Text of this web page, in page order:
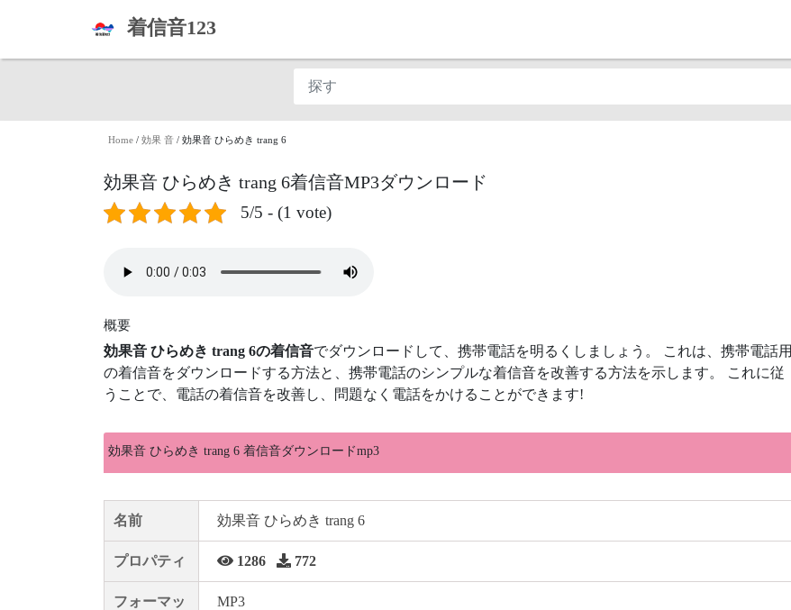
着信音123
Home / 効果 音 / 効果音 ひらめき trang 6
効果音 ひらめき trang 6着信音MP3ダウンロード
5/5 - (1 vote)
概要
効果音 ひらめき trang 6の着信音でダウンロードして、携帯電話を明るくしましょう。 これは、携帯電話用
の着信音をダウンロードする方法と、携帯電話のシンプルな着信音を改善する方法を示します。 これに従
うことで、電話の着信音を改善し、問題なく電話をかけることができます!
効果音 ひらめき trang 6 着信音ダウンロードmp3
名前 効果音 ひらめき trang 6
プロパティ 1286 772
フォーマッ
MP3